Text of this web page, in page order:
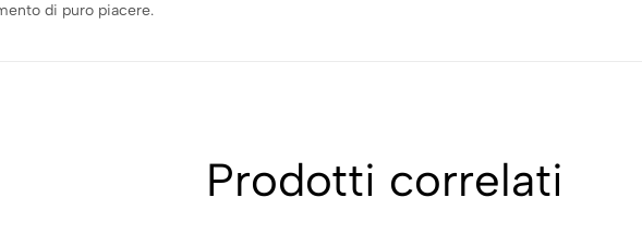
di puro piacere.
Prodotti correlati